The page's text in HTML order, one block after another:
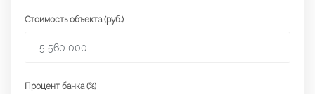
Стоимость объекта (руб.)
Процент банка (%)